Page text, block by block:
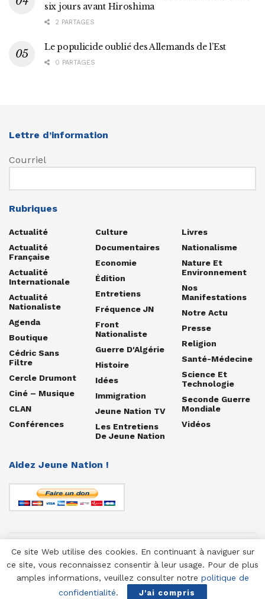
six jours avant Hiroshima
2 PARTAGES
Le populicide oublié des Allemands de l’Est
0 PARTAGES
Lettre d’information
Courriel
Rubriques
Actualité
Actualité
Française
Actualité
Internationale
Actualité
Nationaliste
Agenda
Boutique
Cédric Sans
Filtre
Cercle Drumont
Ciné – Musique
CLAN
Conférences
Culture
Documentaires
Economie
Édition
Entretiens
Fréquence JN
Front
Nationaliste
Guerre D'Algérie
Histoire
Idées
Immigration
Jeune Nation TV
Les Entretiens
De Jeune Nation
Livres
Nationalisme
Nature Et
Environnement
Nos
Manifestations
Notre Actu
Presse
Religion
Santé-Médecine
Science Et
Technologie
Seconde Guerre
Mondiale
Vidéos
Aidez Jeune Nation !
© 1958-2025 Jeune Nation
Ce site Web utilise des cookies. En continuant à naviguer sur
ce site, vous reconnaissez consentir à leur usage. Pour de plus
amples informations, veuillez consulter notre politique de
confidentialité. J'ai compris